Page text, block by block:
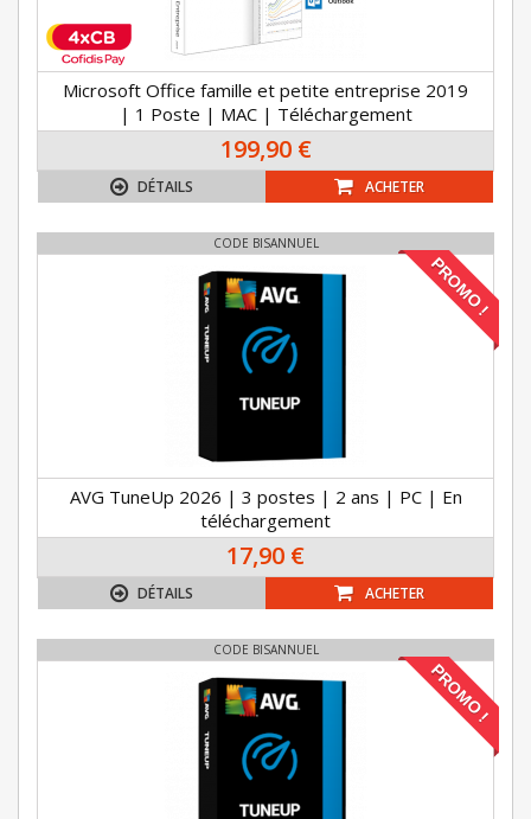
Microsoft Office famille et petite entreprise 2019
| 1 Poste | MAC | Téléchargement
199,90 €
DÉTAILS ACHETER
CODE BISANNUEL
PROMO !
AVG TuneUp 2026 | 3 postes | 2 ans | PC | En
téléchargement
17,90 €
DÉTAILS ACHETER
CODE BISANNUEL
PROMO !